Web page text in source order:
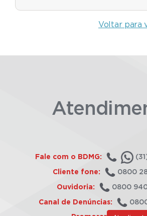
Voltar para
Fale com o BDMG:
Cliente fone: 0800
Ouvidoria: 0800
Canal de Denúncias: